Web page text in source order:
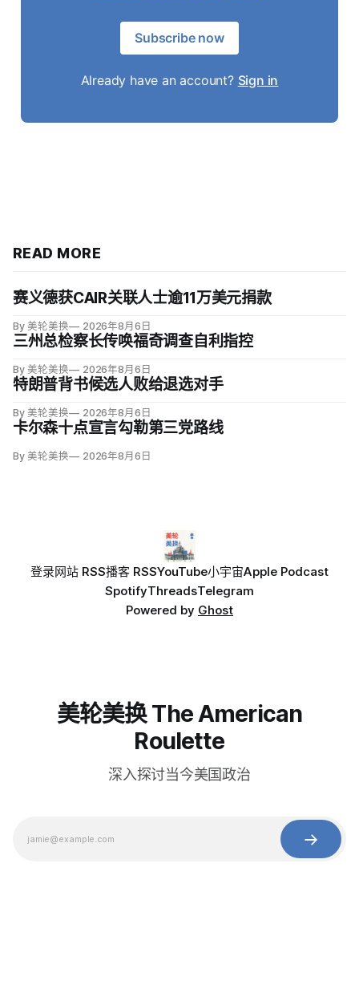
Subscribe now
Already have an account? Sign in
READ MORE
赛义德获CAIR关联人士逾11万美元捐款
By 美轮美换 2026年8月6日
三州总检察长传唤福奇调查自利指控
By 美轮美换 2026年8月6日
特朗普背书候选人败给退选对手
By 美轮美换 2026年8月6日
卡尔森十点宣言勾勒第三党路线
By 美轮美换 2026年8月6日
登录网站 RSS播客 RSSYouTube小宇宙Apple Podcast
SpotifyThreadsTelegram
Powered by Ghost
美轮美换 The American
Roulette
深入探讨当今美国政治